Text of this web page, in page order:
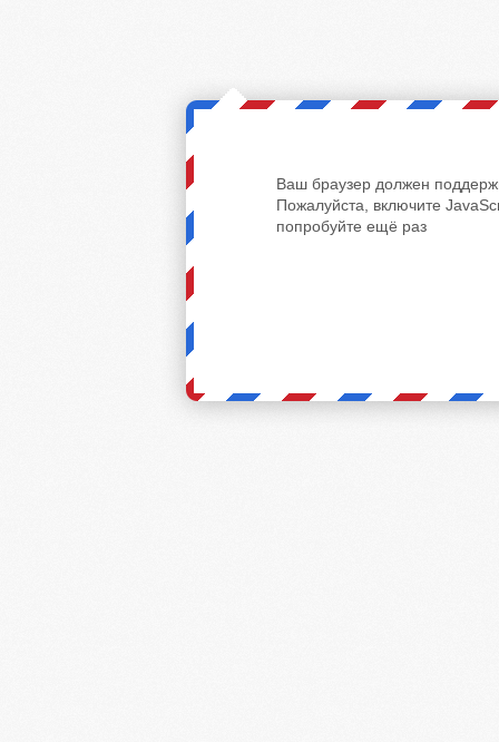
Ваш браузер должен
Пожалуйста, включите
попробуйте ещё раз